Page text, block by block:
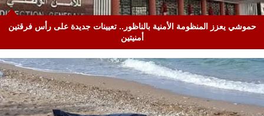
حموشي يعزز المنظومة الأمنية بالناظور.. تعيينات جديدة على رأس فرقتين
أمنيتين